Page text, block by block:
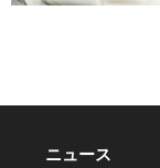
ニュース